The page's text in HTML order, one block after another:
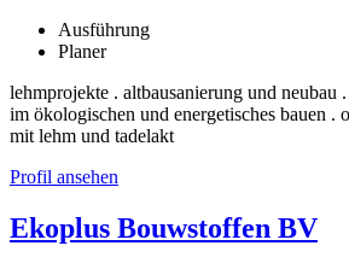
Ausführung
Planer
lehmprojekte . altbausanierung und neubau
im ökologischen und energetisches bauen .
mit lehm und tadelakt
Profil ansehen
Ekoplus Bouwstoffen BV